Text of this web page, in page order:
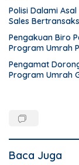
Polisi Dalami
Sales
Pengakuan Biro
Program Umrah
Pengamat
Program Umrah
Baca Juga